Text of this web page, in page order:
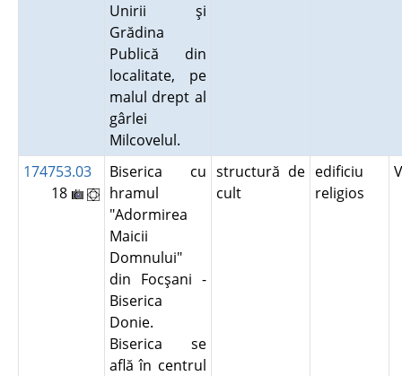
Unirii şi
Grădina
Publică din
localitate, pe
malul drept al
gârlei
Milcovelul.
174753.03
18
Biserica cu
hramul
"Adormirea
Maicii
Domnului"
din Focşani -
Biserica
Donie.
Biserica se
află în centrul
structură de
cult
edificiu
religios